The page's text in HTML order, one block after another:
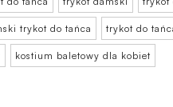
trykot do tańca trykot do
kostium baletowy dla kobiet